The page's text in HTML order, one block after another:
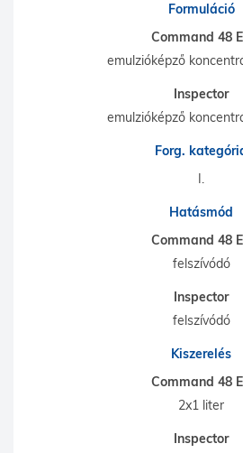
Formuláció
Command 48
emulzióképző
Inspector
emulzióképző
Forg.
I.
Hatásmód
Command 48
felszívódó
Inspector
felszívódó
Kiszerelés
Command 48
2x1 liter
Inspector